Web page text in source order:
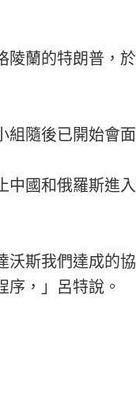
陵蘭的特朗普，
隨後已開始會
中國和俄羅斯進
沃斯我們達成
序，」呂特說。